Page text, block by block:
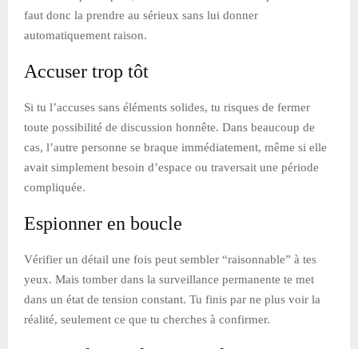
faut donc la prendre au sérieux sans lui donner
automatiquement raison.
Accuser trop tôt
Si tu l’accuses sans éléments solides, tu risques de fermer
toute possibilité de discussion honnête. Dans beaucoup de
cas, l’autre personne se braque immédiatement, même si elle
avait simplement besoin d’espace ou traversait une période
compliquée.
Espionner en boucle
Vérifier un détail une fois peut sembler “raisonnable” à tes
yeux. Mais tomber dans la surveillance permanente te met
dans un état de tension constant. Tu finis par ne plus voir la
réalité, seulement ce que tu cherches à confirmer.